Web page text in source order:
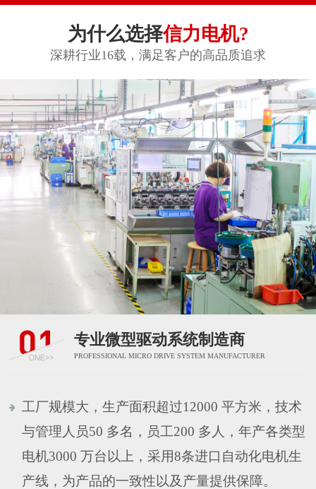
为什么选择信力电机?
深耕行业16载，满足客户的高品质追求
专业微型驱动系统制造商
PROFESSIONAL MICRO DRIVE SYSTEM MANUFACTURER
工厂规模大，生产面积超过12000 平方米，技术
与管理人员50 多名，员工200 多人，年产各类型
电机3000 万台以上，采用8条进口自动化电机生
产线，为产品的一致性以及产量提供保障。